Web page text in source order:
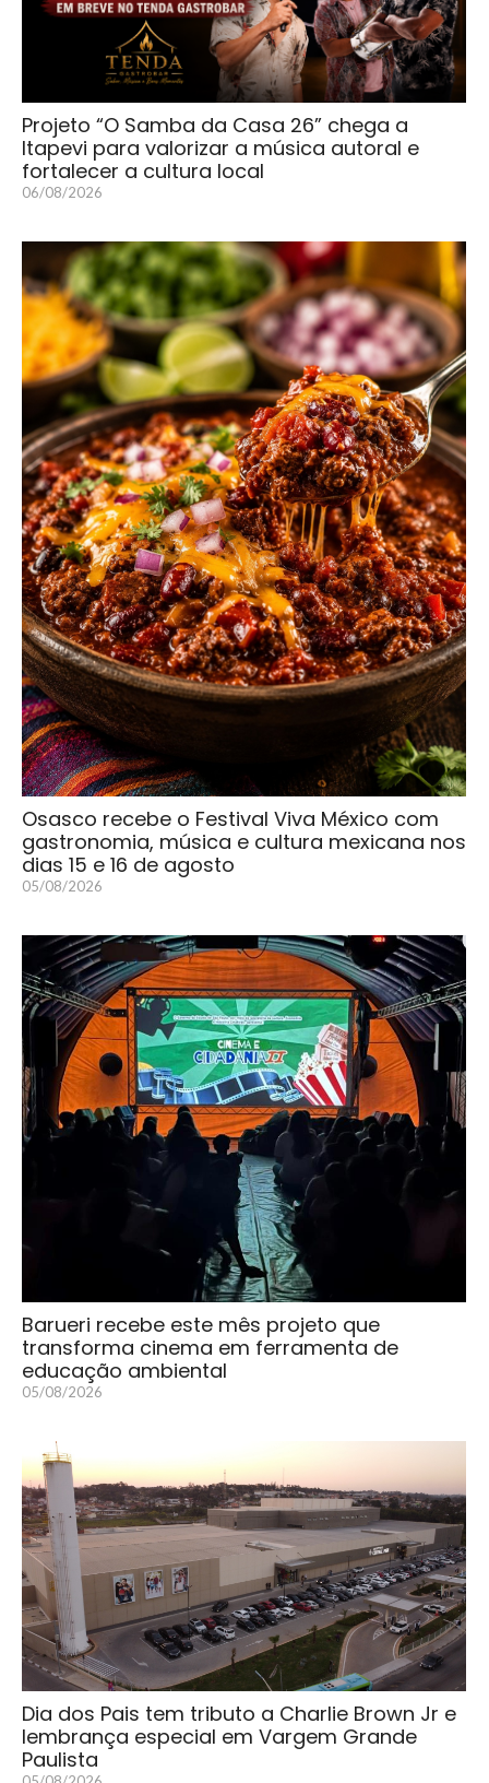
Projeto “O Samba da Casa 26” chega a
Itapevi para valorizar a música autoral e
fortalecer a cultura local
06/08/2026
Osasco recebe o Festival Viva México com
gastronomia, música e cultura mexicana nos
dias 15 e 16 de agosto
05/08/2026
Barueri recebe este mês projeto que
transforma cinema em ferramenta de
educação ambiental
05/08/2026
Dia dos Pais tem tributo a Charlie Brown Jr e
lembrança especial em Vargem Grande
Paulista